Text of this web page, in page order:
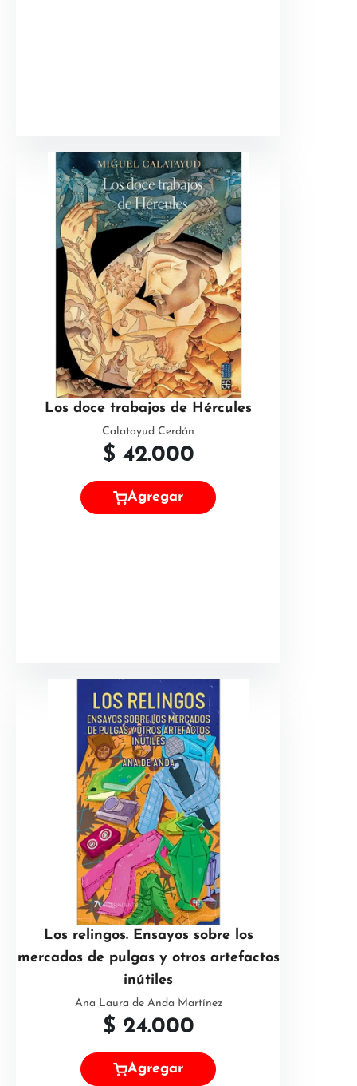
Los doce trabajos de Hércules
Calatayud Cerdán
$ 42.000
Agregar
Los relingos. Ensayos sobre los
mercados de pulgas y otros artefactos
inútiles
Ana Laura de Anda Martínez
$ 24.000
Agregar